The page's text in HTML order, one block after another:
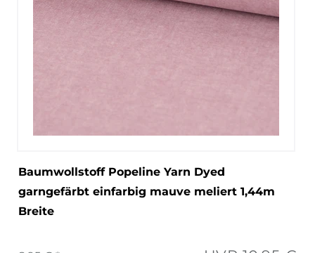
Baumwollstoff Popeline Yarn Dyed
garngefärbt einfarbig mauve meliert 1,44m
Breite